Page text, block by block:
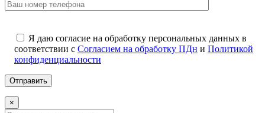
Я даю согласие на обработку персональных данных в
соответствии с Согласием на обработку ПДн и Политикой
конфиденциальности
×